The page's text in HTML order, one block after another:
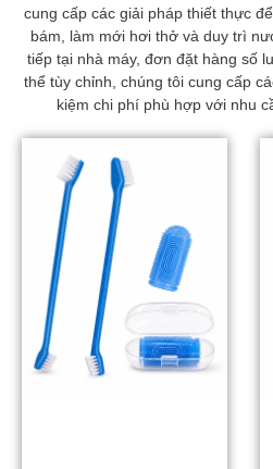
cung cấp các giải pháp thiết thực
bám, làm mới hơi thở và duy trì
tiếp tại nhà máy, đơn đặt hàng số
thể tùy chỉnh, chúng tôi cung cấp
kiệm chi phí phù hợp với nhu